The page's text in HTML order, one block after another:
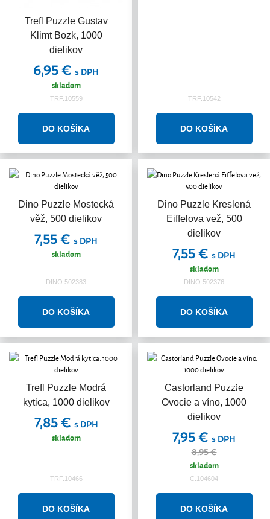
Trefl Puzzle Gustav
Klimt Bozk, 1000
dielikov
6,95 € s DPH
skladom
TRF.10559 TRF.10542
Dino Puzzle Mostecká
věž, 500 dielikov
7,55 € s DPH
skladom
DINO.502383
Dino Puzzle Kreslená
Eiffelova vež, 500
dielikov
7,55 € s DPH
skladom
DINO.502376
Trefl Puzzle Modrá
kytica, 1000 dielikov
7,85 € s DPH
skladom
TRF.10466
Castorland Puzzle
Ovocie a víno, 1000
dielikov
Akcia
7,95 € s DPH
8,95 €
skladom
C.104604